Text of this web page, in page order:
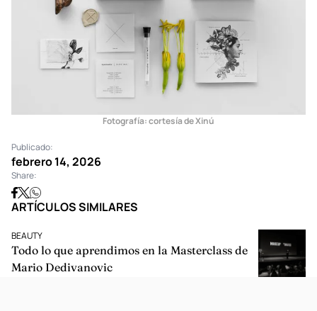
Fotografía: cortesía de Xinú
Publicado:
febrero 14, 2026
Share:
ARTÍCULOS SIMILARES
BEAUTY
Todo lo que aprendimos en la Masterclass de
Mario Dedivanovic